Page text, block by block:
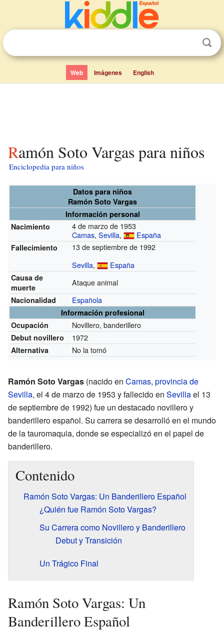
Web Imágenes English
Ramón Soto Vargas para niños
Enciclopedia para niños
Datos para niños
Ramón Soto Vargas
Información personal
Nacimiento
4 de marzo de 1953
Camas,Sevilla, España
Fallecimiento
13 de septiembre de 1992
Sevilla, España
Causa de
muerte
Ataque animal
Nacionalidad Española
Información profesional
Ocupación
Novillero, banderillero
Debut novillero 1972
Alternativa No la tomó
Ramón Soto Vargas (nacido en Camas, provincia de
Sevilla, el 4 de marzo de 1953 y fallecido en Sevillael 13
de septiembre de 1992) fue un destacado novillero y
banderillero español. Su carrera se desarrolló en el mundo
de la tauromaquia, donde se especializó en el papel de
banderillero.
Contenido
Ramón Soto Vargas: Un Banderillero Español
¿Quién fue Ramón Soto Vargas?
Su Carrera como Novillero y Banderillero
Debut y Transición
Un Trágico Final
Ramón Soto Vargas: Un
Banderillero Español